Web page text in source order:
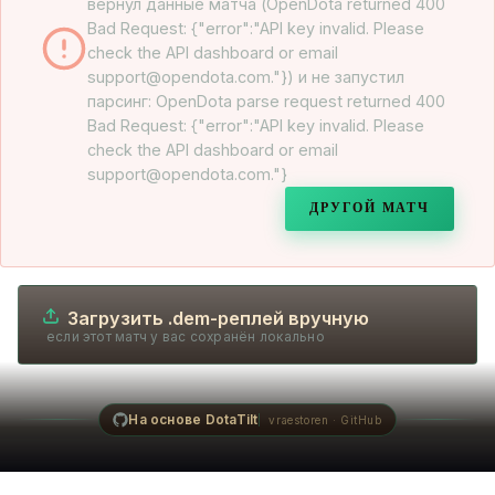
вернул данные матча (OpenDota returned 400
Bad Request: {"error":"API key invalid. Please
check the API dashboard or email
support@opendota.com."}) и не запустил
парсинг: OpenDota parse request returned 400
Bad Request: {"error":"API key invalid. Please
check the API dashboard or email
support@opendota.com."}
ДРУГОЙ МАТЧ
Загрузить .dem-реплей вручную
если этот матч у вас сохранён локально
На основе DotaTilt vraestoren · GitHub